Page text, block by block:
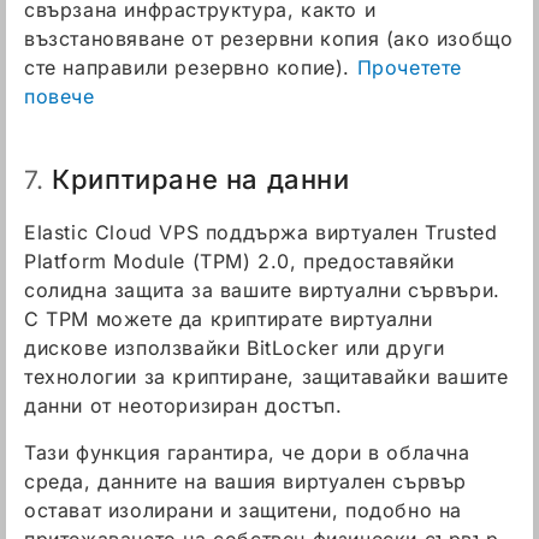
свързана инфраструктура, както и
възстановяване от резервни копия (ако изобщо
сте направили резервно копие). Прочетете
повече
7. Криптиране на данни
Elastic Cloud VPS поддържа виртуален Trusted
Platform Module (TPM) 2.0, предоставяйки
солидна защита за вашите виртуални сървъри.
С TPM можете да криптирате виртуални
дискове използвайки BitLocker или други
технологии за криптиране, защитавайки вашите
данни от неоторизиран достъп.
Тази функция гарантира, че дори в облачна
среда, данните на вашия виртуален сървър
остават изолирани и защитени, подобно на